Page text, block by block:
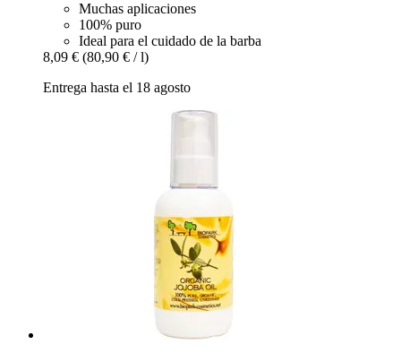
Muchas aplicaciones
100% puro
Ideal para el cuidado de la barba
8,09 € (80,90 € / l)
Entrega hasta el 18 agosto